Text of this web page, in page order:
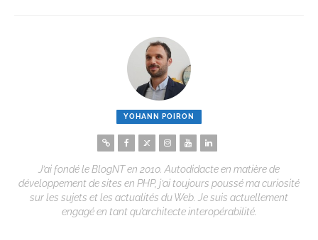
YOHANN POIRON
J’ai fondé le BlogNT en 2010. Autodidacte en matière de
développement de sites en PHP, j’ai toujours poussé ma curiosité
sur les sujets et les actualités du Web. Je suis actuellement
engagé en tant qu’architecte interopérabilité.